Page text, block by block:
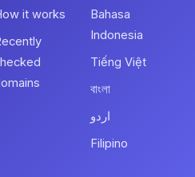
it works
Bahasa
Indonesia
Tiếng Việt
বাংলা
اردو
Filipino